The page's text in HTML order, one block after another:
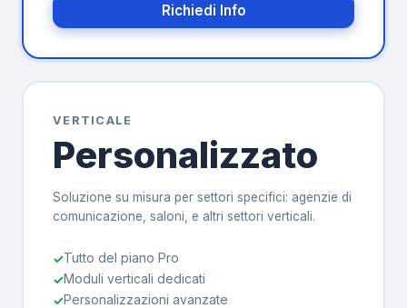
Richiedi Info
VERTICALE
Personalizzato
Soluzione su misura per settori specifici: agenzie di
comunicazione, saloni, e altri settori verticali.
Tutto del piano Pro
Moduli verticali dedicati
Personalizzazioni avanzate